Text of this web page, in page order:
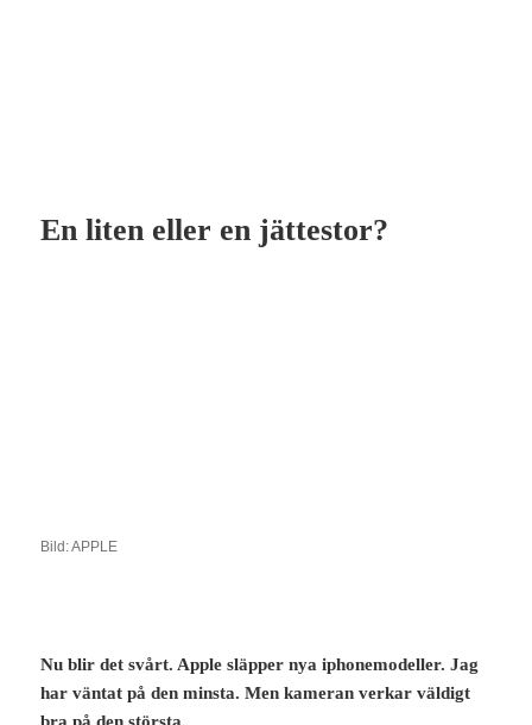
En liten eller en jättestor?
Bild: APPLE
Nu blir det svårt. Apple släpper nya iphonemodeller. Jag
har väntat på den minsta. Men kameran verkar väldigt